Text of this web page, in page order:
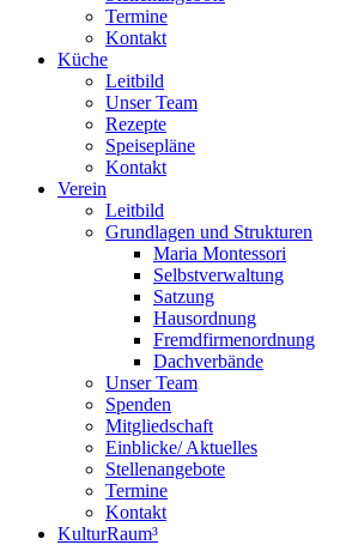
Termine
Kontakt
Küche
Leitbild
Unser Team
Rezepte
Speisepläne
Kontakt
Verein
Leitbild
Grundlagen und Strukturen
Maria Montessori
Selbstverwaltung
Satzung
Hausordnung
Fremdfirmenordnung
Dachverbände
Unser Team
Spenden
Mitgliedschaft
Einblicke/ Aktuelles
Stellenangebote
Termine
Kontakt
KulturRaum³